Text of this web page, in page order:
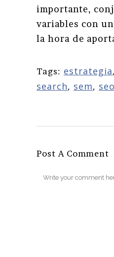
importante,
variables con
la hora de
Tags: estrategia,
search, sem, seo
Post A Comment